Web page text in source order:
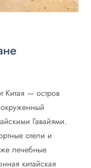
Китая — остров
Гавайями.
отели и
лечебные
китайская